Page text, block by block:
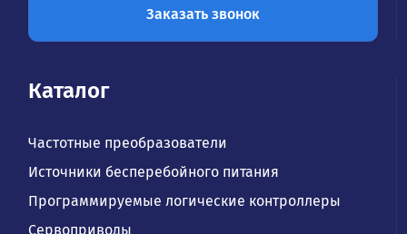
Заказать звонок
Каталог
Частотные преобразователи
Источники бесперебойного питания
Программируемые логические контроллеры
Сервоприводы